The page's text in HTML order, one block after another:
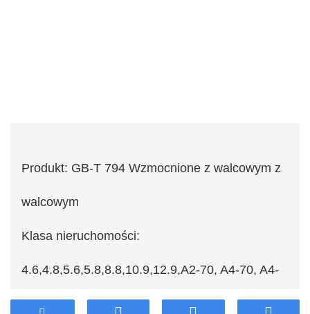
Produkt: GB-T 794 Wzmocnione z walcowym z
walcowym
Klasa nieruchomości:
4.6,4.8,5.6,5.8,8.8,10.9,12.9,A2-70, A4-70, A4-
80